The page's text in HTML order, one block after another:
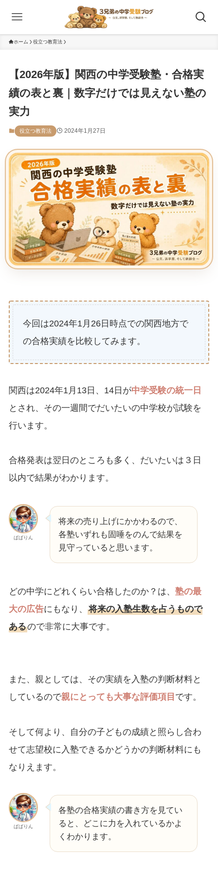
ホーム 役立つ教育法
【2026年版】関西の中学受験塾・合格実
績の表と裏｜数字だけでは見えない塾の
実力
役立つ教育法 2024年1月27日
今回は2024年1月26日時点での関西地方で
の合格実績を比較してみます。
関西は2024年1月13日、14日が中学受験の統一日
とされ、その一週間でだいたいの中学校が試験を
行います。
合格発表は翌日のところも多く、だいたいは３日
以内で結果がわかります。
ぱぱりん
将来の売り上げにかかわるので、
各塾いずれも固唾をのんで結果を
見守っていると思います。
どの中学にどれくらい合格したのか？は、 塾の最
大の広告にもなり、 将来の入塾生数を占うもので
あるので非常に大事です。
また、親としては、その実績を入塾の判断材料と
しているので親にとっても大事な評価項目 です。
そして何より、自分の子どもの成績と照らし合わ
せて志望校に入塾できるかどうかの判断材料にも
なりえます。
ぱぱりん
各塾の合格実績の書き方を見てい
ると、どこに力を入れているかよ
くわかります。